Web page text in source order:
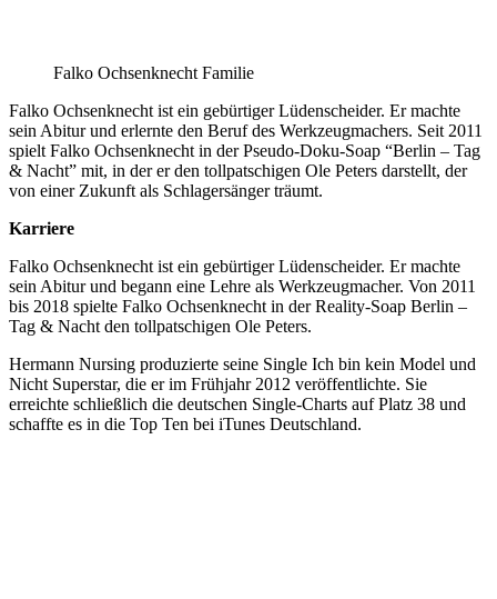
Falko Ochsenknecht Familie
Falko Ochsenknecht ist ein gebürtiger Lüdenscheider. Er machte
sein Abitur und erlernte den Beruf des Werkzeugmachers. Seit 2011
spielt Falko Ochsenknecht in der Pseudo-Doku-Soap “Berlin – Tag
& Nacht” mit, in der er den tollpatschigen Ole Peters darstellt, der
von einer Zukunft als Schlagersänger träumt.
Karriere
Falko Ochsenknecht ist ein gebürtiger Lüdenscheider. Er machte
sein Abitur und begann eine Lehre als Werkzeugmacher. Von 2011
bis 2018 spielte Falko Ochsenknecht in der Reality-Soap Berlin –
Tag & Nacht den tollpatschigen Ole Peters.
Hermann Nursing produzierte seine Single Ich bin kein Model und
Nicht Superstar, die er im Frühjahr 2012 veröffentlichte. Sie
erreichte schließlich die deutschen Single-Charts auf Platz 38 und
schaffte es in die Top Ten bei iTunes Deutschland.